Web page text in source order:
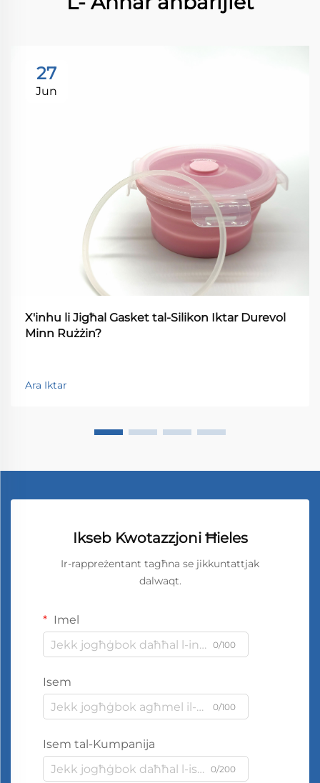
27
Jun
X'inhu li Jigħal Gasket tal-Silikon Iktar Durevol
Minn Rużżin?
Ara Iktar
Ikseb Kwotazzjoni Ħieles
Ir-rappreżentant tagħna se jikkuntattjak
dalwaqt.
Imel
0/100
Isem
0/100
Isem tal-Kumpanija
0/200